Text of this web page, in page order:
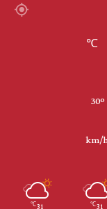
℃
℃
℃